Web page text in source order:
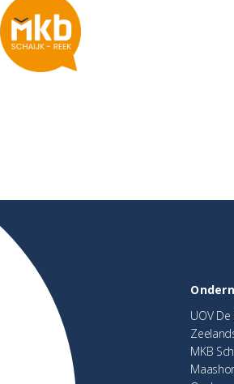
UOV De
MKB